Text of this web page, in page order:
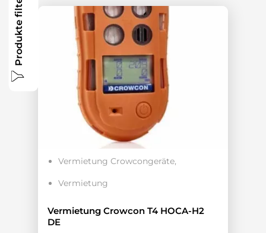
Vermietung Crowcongeräte
Vermietung
Vermietung Crowcon T4 HOCA-H2
DE
Produkte filtern